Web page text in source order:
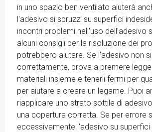
in uno spazio ben ventilato aiuterà
l'adesivo si spruzzi su superfici
incontri problemi nell'uso dell'adesivo
alcuni consigli per la risoluzione dei
potrebbero aiutare. Se l'adesivo non
correttamente, prova a premere
materiali insieme e tenerli fermi per
per aiutare a creare un legame. Puoi
riapplicare uno strato sottile di
una copertura corretta. Se per errore
eccessivamente l'adesivo su